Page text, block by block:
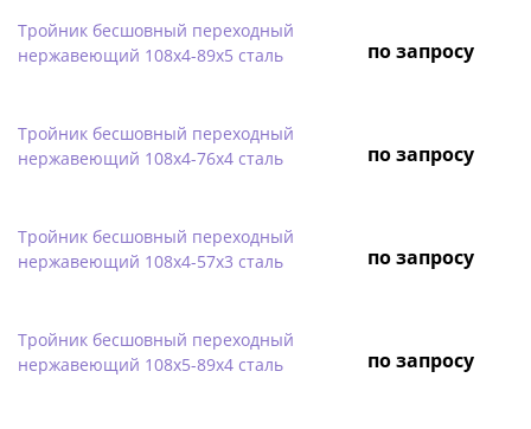
Тройник бесшовный переходный
нержавеющий 108х4-89х5 сталь
по запросу
Тройник бесшовный переходный
нержавеющий 108х4-76х4 сталь
по запросу
Тройник бесшовный переходный
нержавеющий 108х4-57х3 сталь
по запросу
Тройник бесшовный переходный
нержавеющий 108х5-89х4 сталь
по запросу